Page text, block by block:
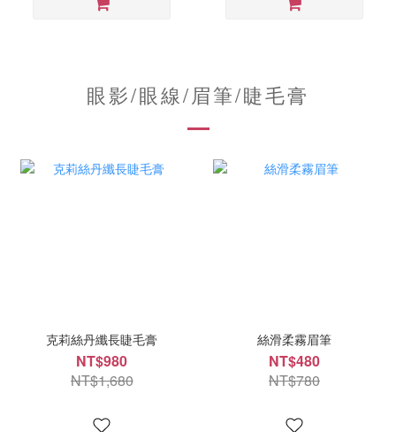
眼影/眼線/眉筆/睫毛膏
克莉絲丹纖長睫毛膏
NT$980
NT$1,680
絲滑柔霧眉筆
NT$480
NT$780